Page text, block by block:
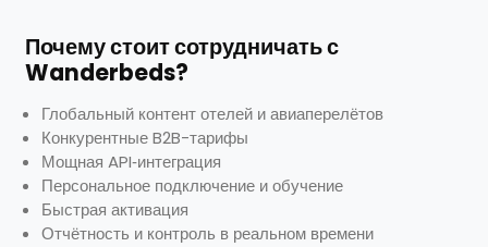
Почему стоит сотрудничать с
Wanderbeds?
Глобальный контент отелей и авиаперелётов
Конкурентные B2B-тарифы
Мощная API‑интеграция
Персональное подключение и обучение
Быстрая активация
Отчётность и контроль в реальном времени